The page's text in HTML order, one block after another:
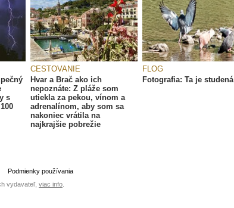
s
CESTOVANIE
Hvar a Brač ako ich
nepoznáte: Z pláže som
utiekla za pekou, vínom a
adrenalínom, aby som sa
nakoniec vrátila na
najkrajšie pobrežie
FLOG
Fotografia: Ta je studená
Podmienky používania
vydavateľ, viac info